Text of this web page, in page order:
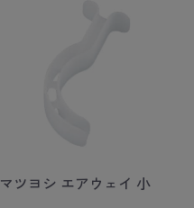
マツヨシ エアウェイ 小